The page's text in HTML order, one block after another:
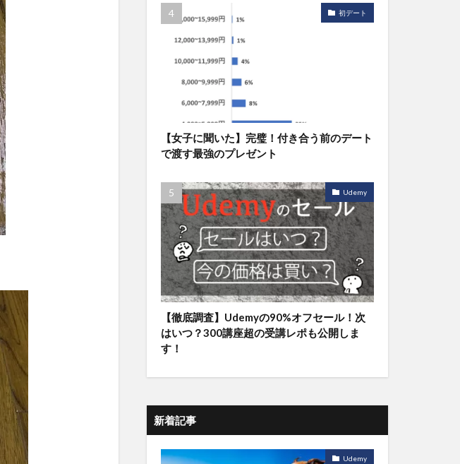
初デート
【女子に聞いた】完璧！付き合う前のデート
で渡す最強のプレゼント
Udemy
【徹底調査】Udemyの90%オフセール！次
はいつ？300講座超の受講レポも公開しま
す！
新着記事
Udemy